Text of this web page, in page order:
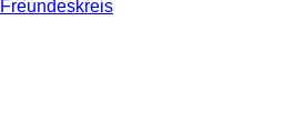
Freundeskreis